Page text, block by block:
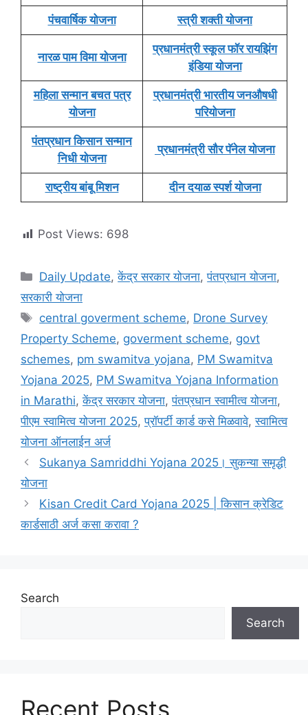
पंचवार्षिक योजना स्त्री शक्ती योजना
नारळ पाम विमा योजना
प्रधानमंत्री स्कूल फॉर रायझिंग
इंडिया योजना
महिला सन्मान बचत पत्र
योजना
प्रधानमंत्री भारतीय जनऔषधी
परियोजना
पंतप्रधान किसान सन्मान
निधी योजना
प्रधानमंत्री सौर पॅनेल योजना
राष्ट्रीय बांबू मिशन दीन दयाळ स्पर्श योजना
Post Views: 698
Categories
Daily Update,केंद्र सरकार योजना,पंतप्रधान योजना,
सरकारी योजना
Tags
central goverment scheme, Drone Survey
Property Scheme, goverment scheme, govt
schemes, pm swamitva yojana, PM Swamitva
Yojana 2025, PM Swamitva Yojana Information
in Marathi,केंद्र सरकार योजना,पंतप्रधान स्वामीत्व योजना,
पीएम स्वामित्व योजना 2025,प्रॉपर्टी कार्ड कसे मिळवावे,स्वामित्व
योजना ऑनलाईन अर्ज
Sukanya Samriddhi Yojana 2025। सुकन्या समृद्धी
योजना
Kisan Credit Card Yojana 2025 | किसान क्रेडिट
कार्डसाठी अर्ज कसा करावा ?
Search
Search
Recent Posts